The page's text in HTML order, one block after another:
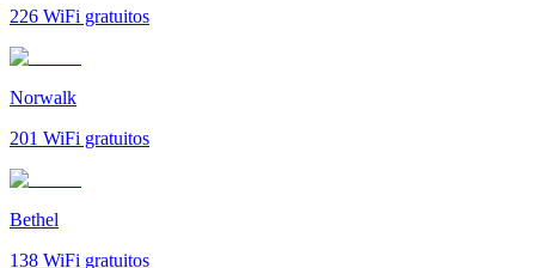
226 WiFi gratuitos
Norwalk
201 WiFi gratuitos
Bethel
138 WiFi gratuitos